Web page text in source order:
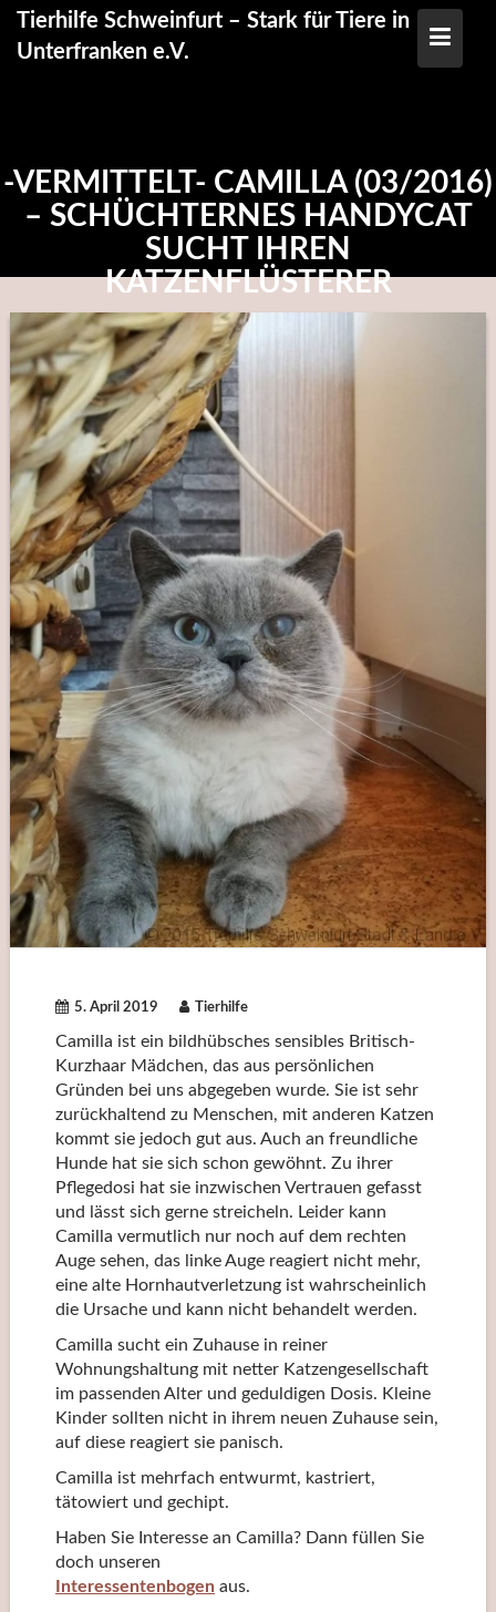
Skip
content
Tierhilfe Schweinfurt – Stark für Tiere in
Unterfranken e.V.
-VERMITTELT- CAMILLA (03/2016)
– SCHÜCHTERNES HANDYCAT
SUCHT IHREN
KATZENFLÜSTERER
5. April 2019 Tierhilfe
Camilla ist ein bildhübsches sensibles Britisch-
Kurzhaar Mädchen, das aus persönlichen
Gründen bei uns abgegeben wurde. Sie ist sehr
zurückhaltend zu Menschen, mit anderen Katzen
kommt sie jedoch gut aus. Auch an freundliche
Hunde hat sie sich schon gewöhnt. Zu ihrer
Pflegedosi hat sie inzwischen Vertrauen gefasst
und lässt sich gerne streicheln. Leider kann
Camilla vermutlich nur noch auf dem rechten
Auge sehen, das linke Auge reagiert nicht mehr,
eine alte Hornhautverletzung ist wahrscheinlich
die Ursache und kann nicht behandelt werden.
Camilla sucht ein Zuhause in reiner
Wohnungshaltung mit netter Katzengesellschaft
im passenden Alter und geduldigen Dosis. Kleine
Kinder sollten nicht in ihrem neuen Zuhause sein,
auf diese reagiert sie panisch.
Camilla ist mehrfach entwurmt, kastriert,
tätowiert und gechipt.
Haben Sie Interesse an Camilla? Dann füllen Sie
doch unseren
Interessentenbogen aus.